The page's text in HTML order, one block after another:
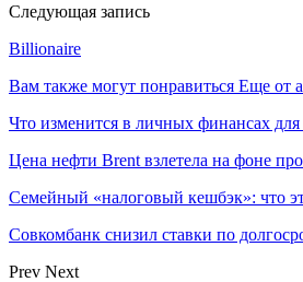
Следующая запись
Billionaire
Вам также могут понравиться Еще от
Что изменится в личных финансах
Цена нефти Brent взлетела на фоне
Семейный «налоговый кешбэк»: что
Совкомбанк снизил ставки по
Prev Next